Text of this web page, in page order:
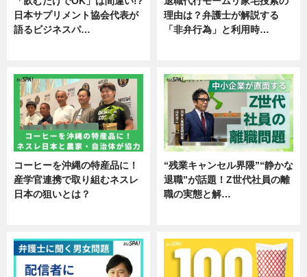
日本サプリメント協会代表が
語るビジネスパ…
理由は？弁護士が解説する
「非弁行為」と利用時…
コーヒーを沖縄の特産品に！
産学官連携で取り組むネスレ
日本の狙いとは？
“残業キャンセル界隈”“静かな
退職”が話題！Z世代社員の離
職の実態と解…